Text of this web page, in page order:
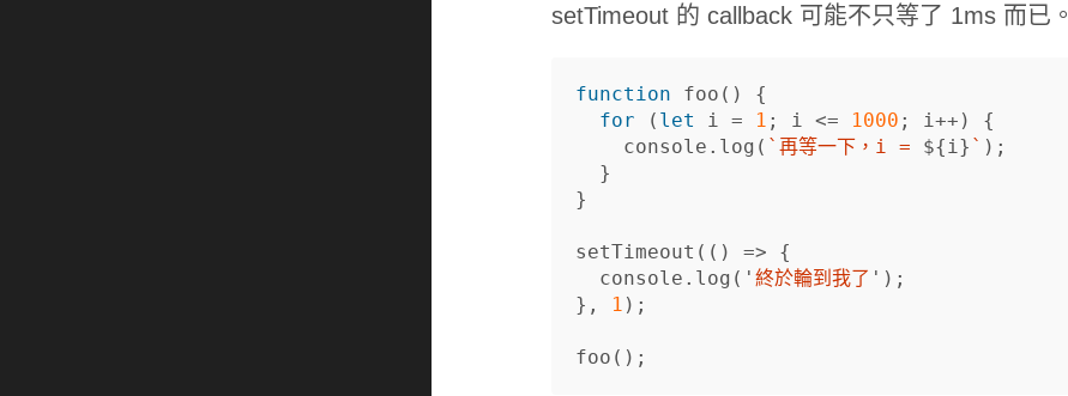
setTimeout 的 callback 可能不只等了 1ms 而已。
function foo ()
{
for
( let i = 1 ; i <= 1000 ; i++ )
{
console . log ( `再等一下，i = ${i} ` );
}
}
setTimeout (() =>
{
console . log ( ' 終於輪到我了 ' );
},
1 );
foo ();